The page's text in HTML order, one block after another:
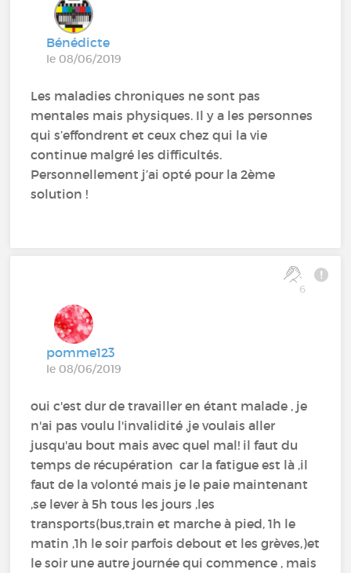
Bénédicte
le 08/06/2019
Les maladies chroniques ne sont pas
mentales mais physiques. Il y a les personnes
qui s’effondrent et ceux chez qui la vie
continue malgré les difficultés.
Personnellement j’ai opté pour la 2ème
solution !
6
pomme123
le 08/06/2019
oui c'est dur de travailler en étant malade , je
n'ai pas voulu l'invalidité ,je voulais aller
jusqu'au bout mais avec quel mal! il faut du
temps de récupération car la fatigue est là ,il
faut de la volonté mais je le paie maintenant
,se lever à 5h tous les jours ,les
transports(bus,train et marche à pied, 1h le
matin ,1h le soir parfois debout et les grèves,)et
le soir une autre journée qui commence , mais